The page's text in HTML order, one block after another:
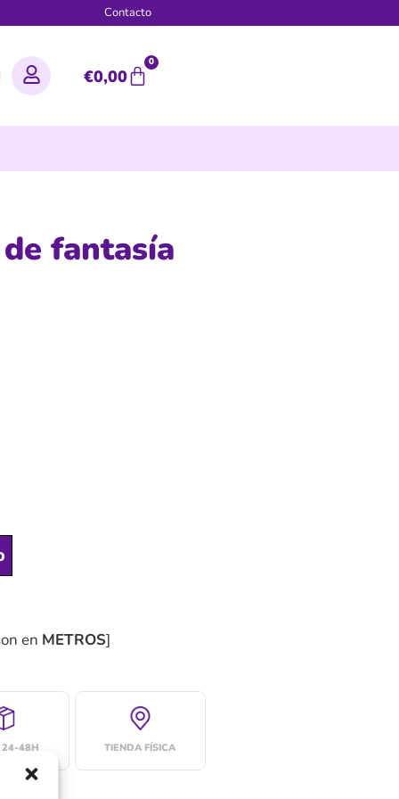
Contacto
€0,00
0
fantasía
en METROS]
24-48H TIENDA FÍSICA